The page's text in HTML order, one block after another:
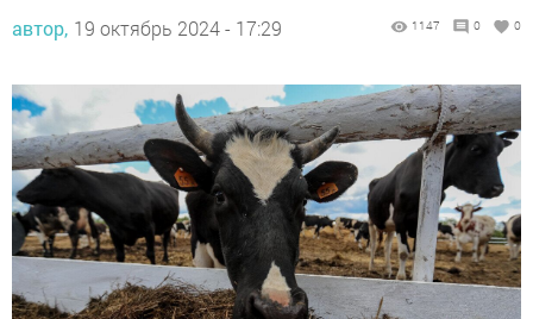
автор, 19 октябрь 2024 - 17:29 1147 0 0